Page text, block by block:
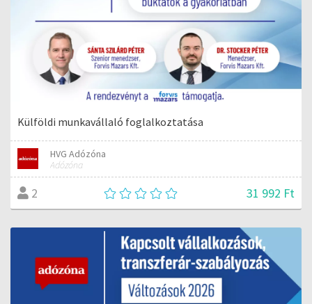
Külföldi munkavállaló foglalkoztatása
HVG Adózóna
Adózóna
2 31 992 Ft